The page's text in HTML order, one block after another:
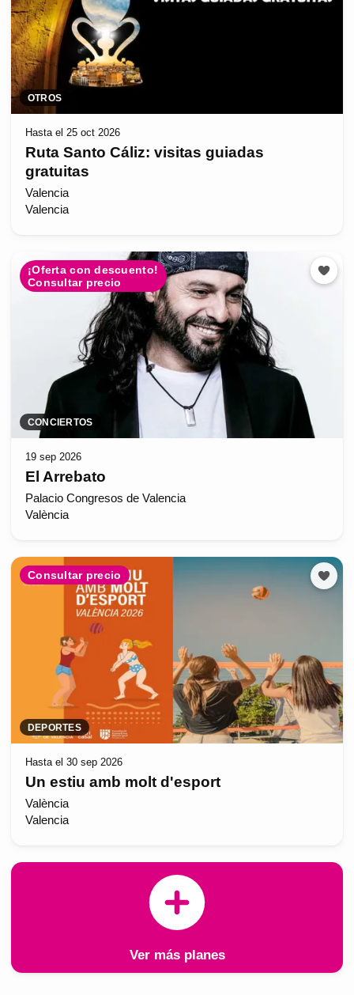
OTROS
Hasta el 25 oct 2026
Ruta Santo Cáliz: visitas guiadas
gratuitas
Valencia
Valencia
¡Oferta con descuento!
Consultar precio
CONCIERTOS
19 sep 2026
El Arrebato
Palacio Congresos de Valencia
València
Consultar precio
DEPORTES
Hasta el 30 sep 2026
Un estiu amb molt d'esport
València
Valencia
Ver más planes